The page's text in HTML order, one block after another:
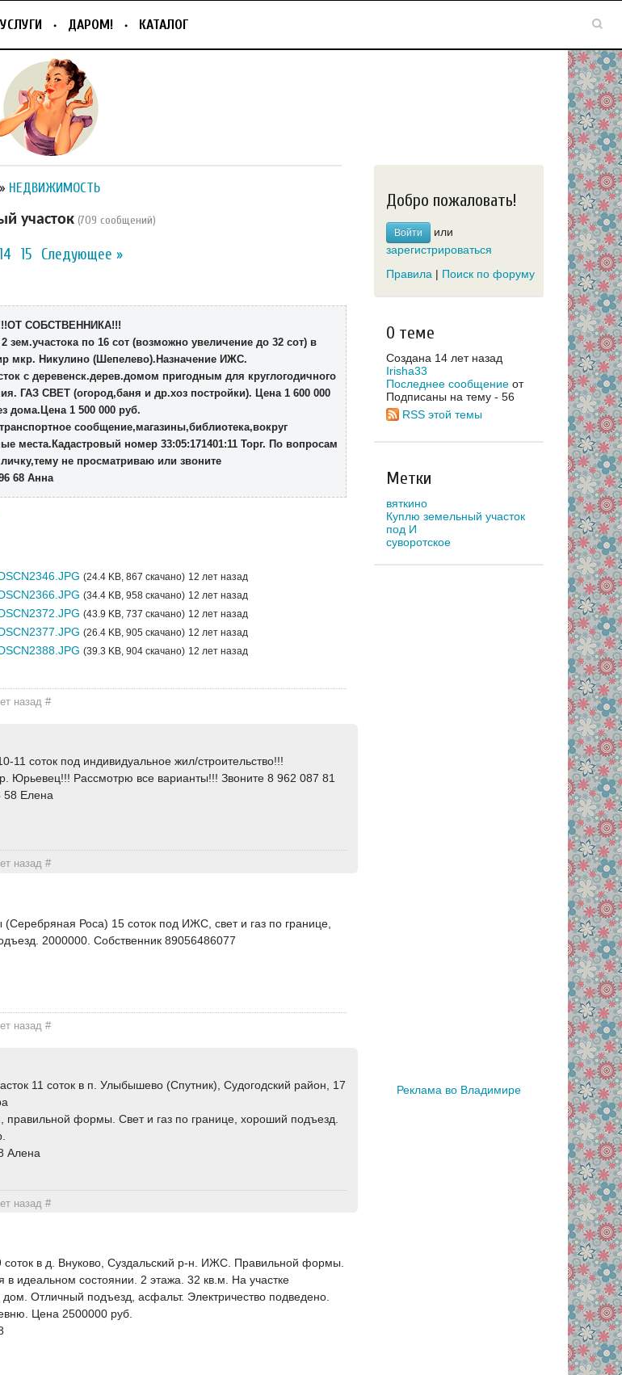
УСЛУГИ ДАРОМ! КАТАЛОГ
» НЕДВИЖИМОСТЬ
участок (709 сообщений)
14 15 Следующее »
СОБСТВЕННИКА!!!
зем.участока по 16 сот (возможно увеличение до 32 сот) в
мкр. Никулино (Шепелево).Назначение ИЖС.
с деревенск.дерев.домом пригодным для круглогодичного
ГАЗ СВЕТ (огород,баня и др.хоз постройки). Цена 1 600 000
дома.Цена 1 500 000 руб.
сообщение,магазины,библиотека,вокруг
места.Кадастровый номер 33:05:171401:11 Торг. По вопросам
не просматриваю или звоните
68 Анна
(24.4 KB, 867 скачано) 12 лет назад
(34.4 KB, 958 скачано) 12 лет назад
(43.9 KB, 737 скачано) 12 лет назад
(26.4 KB, 905 скачано) 12 лет назад
(39.3 KB, 904 скачано) 12 лет назад
назад#
11 соток под индивидуальное жил/строительство!!!
Юрьевец!!! Рассмотрю все варианты!!! Звоните 8 962 087 81
58 Елена
назад#
Роса) 15 соток под ИЖС, свет и газ по границе,
2000000. Собственник 89056486077
назад#
11 соток в п. Улыбышево (Спутник), Судогодский район, 17
правильной формы. Свет и газ по границе, хороший подъезд.
Алена
назад#
в д. Внуково, Суздальский р-н. ИЖС. Правильной формы.
идеальном состоянии. 2 этажа. 32 кв.м. На участке
Отличный подъезд, асфальт. Электричество подведено.
Цена 2500000 руб.
Добро пожаловать!
Войти
или
зарегистрироваться
Правила | Поиск по форуму
О теме
Создана 14 лет назад
Irisha33
Последнее сообщение от
Подписаны на тему - 56
RSS этой темы
Метки
вяткино
Куплю земельный участок
под И
суворотское
Реклама во Владимире